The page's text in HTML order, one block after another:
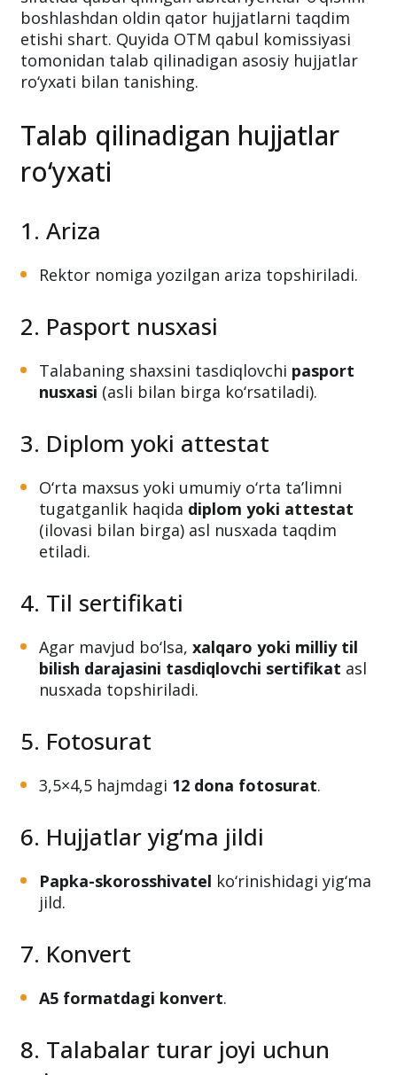
Oliy ta’lim muassasasiga birinchi kurs talabasi
sifatida qabul qilingan abituriyentlar o‘qishni
boshlashdan oldin qator hujjatlarni taqdim
tomonidan talab qilinadigan asosiy hujjatlar
ro‘yxati bilan tanishing.
Talab qilinadigan hujjatlar
ro‘yxati
1. Ariza
Rektor nomiga yozilgan ariza topshiriladi.
2. Pasport nusxasi
Talabaning shaxsini tasdiqlovchi
nusxasi(asli bilan birga ko‘rsatiladi).
3. Diplom yoki attestat
O‘rta maxsus yoki umumiy o‘rta ta’limni
(ilovasi bilan birga) asl nusxada taqdim
etiladi.
4. Til sertifikati
bilish darajasini tasdiqlovchi sertifikat
nusxada topshiriladi.
5. Fotosurat
3,5×4,5 hajmdagi12 dona fotosurat
6. Hujjatlar yig‘ma jildi
Papka-skorosshivatel
jild.
7. Konvert
A5 formatdagi konvert.